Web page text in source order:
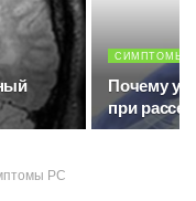
СИМПТОМЫ
Почему
при
РС